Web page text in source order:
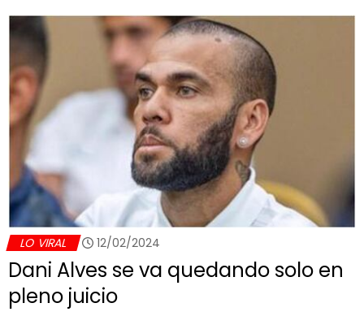
LO VIRAL 12/02/2024
Dani Alves se va quedando solo en
pleno juicio